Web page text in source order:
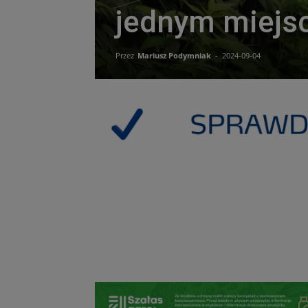
jednym
Przez Mariusz Podymniak - 2024-09-04